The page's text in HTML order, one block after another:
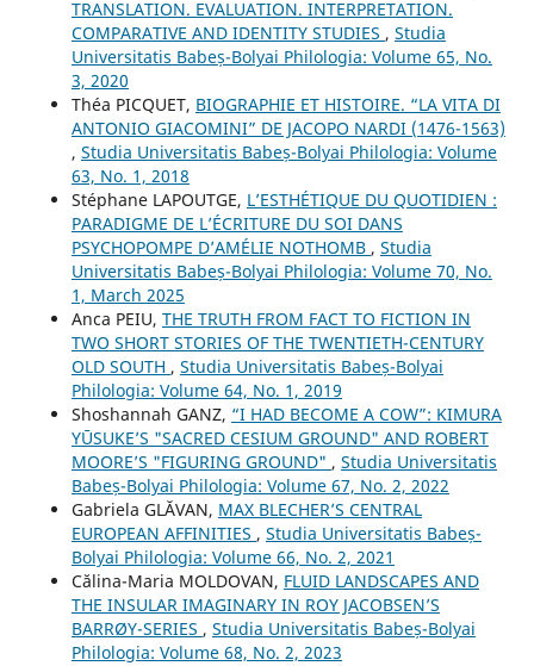
TRANSLATION. EVALUATION. INTERPRETATION.
COMPARATIVE AND IDENTITY STUDIES , Studia
Universitatis Babeș-Bolyai Philologia: Volume 65, No.
3, 2020
Théa PICQUET, BIOGRAPHIE ET HISTOIRE. “LA VITA DI
ANTONIO GIACOMINI” DE JACOPO NARDI (1476-1563)
, Studia Universitatis Babeș-Bolyai Philologia: Volume
63, No. 1, 2018
Stéphane LAPOUTGE, L’ESTHÉTIQUE DU QUOTIDIEN :
PARADIGME DE L’ÉCRITURE DU SOI DANS
PSYCHOPOMPE D’AMÉLIE NOTHOMB , Studia
Universitatis Babeș-Bolyai Philologia: Volume 70, No.
1, March 2025
Anca PEIU, THE TRUTH FROM FACT TO FICTION IN
TWO SHORT STORIES OF THE TWENTIETH-CENTURY
OLD SOUTH , Studia Universitatis Babeș-Bolyai
Philologia: Volume 64, No. 1, 2019
Shoshannah GANZ, “I HAD BECOME A COW”: KIMURA
YŪSUKE’S "SACRED CESIUM GROUND" AND ROBERT
MOORE’S "FIGURING GROUND" , Studia Universitatis
Babeș-Bolyai Philologia: Volume 67, No. 2, 2022
Gabriela GLĂVAN, MAX BLECHER’S CENTRAL
EUROPEAN AFFINITIES , Studia Universitatis Babeș-
Bolyai Philologia: Volume 66, No. 2, 2021
Călina-Maria MOLDOVAN, FLUID LANDSCAPES AND
THE INSULAR IMAGINARY IN ROY JACOBSEN’S
BARRØY-SERIES , Studia Universitatis Babeș-Bolyai
Philologia: Volume 68, No. 2, 2023